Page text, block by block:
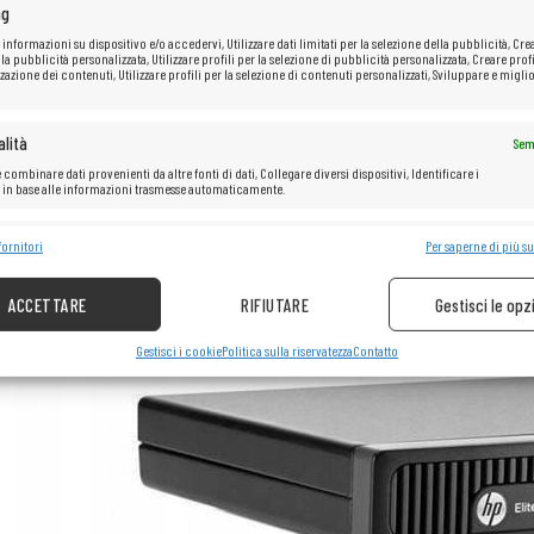
su dispositivo e/o accedervi, Utilizzare dati limitati per la selezione della pubblicità,
pubblicità personalizzata, Utilizzare profili per la selezione di pubblicità personalizzata, Creare
dei contenuti, Utilizzare profili per la selezione di contenuti personalizzati, Sviluppare e
combinare dati provenienti da altre fonti di dati, Collegare diversi dispositivi, Identificare i
base alle informazioni trasmesse automaticamente.
la sicurezza, prevenire e rilevare frodi, correggere errori, Erogare e
fornitori Per saperne di più
ACCETTARE RIFIUTARE Gestisci le
Gestisci i cookiePolitica sulla riservatezzaContatto